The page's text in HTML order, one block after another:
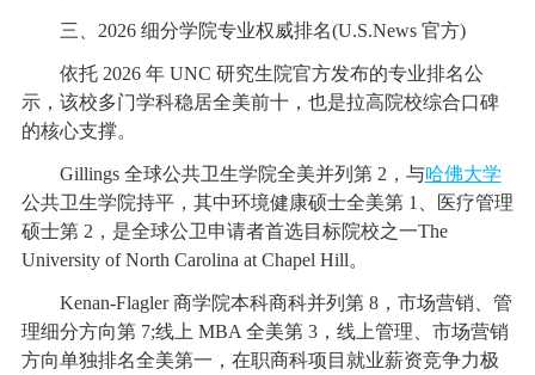
三、2026 细分学院专业权威排名(U.S.News 官方)
依托 2026 年 UNC 研究生院官方发布的专业排名公
示，该校多门学科稳居全美前十，也是拉高院校综合口碑
的核心支撑。
Gillings 全球公共卫生学院全美并列第 2，与哈佛大学
公共卫生学院持平，其中环境健康硕士全美第 1、医疗管理
硕士第 2，是全球公卫申请者首选目标院校之一The
University of North Carolina at Chapel Hill。
Kenan-Flagler 商学院本科商科并列第 8，市场营销、管
理细分方向第 7;线上 MBA 全美第 3，线上管理、市场营销
方向单独排名全美第一，在职商科项目就业薪资竞争力极